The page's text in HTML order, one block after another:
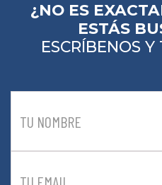
¿NO ES
ESTÁS
ESCRÍBENOS